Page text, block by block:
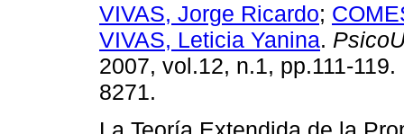
VIVAS, Jorge Ricardo;
VIVAS, Leticia Yanina.
2007, vol.12, n.1, pp.111-
8271.